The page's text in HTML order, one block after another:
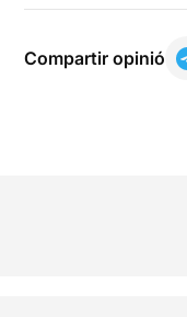
Compartir opinió